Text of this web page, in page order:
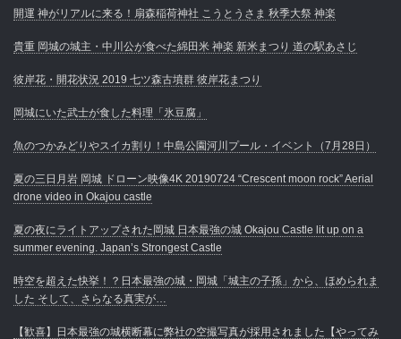
開運 神がリアルに来る！扇森稲荷神社 こうとうさま 秋季大祭 神楽
貴重 岡城の城主・中川公が食べた綿田米 神楽 新米まつり 道の駅あさじ
彼岸花・開花状況 2019 七ツ森古墳群 彼岸花まつり
岡城にいた武士が食した料理「氷豆腐」
魚のつかみどりやスイカ割り！中島公園河川プール・イベント（7月28日）
夏の三日月岩 岡城 ドローン映像4K 20190724 “Crescent moon rock” Aerial
drone video in Okajou castle
夏の夜にライトアップされた岡城 日本最強の城 Okajou Castle lit up on a
summer evening. Japan’s Strongest Castle
時空を超えた快挙！？日本最強の城・岡城「城主の子孫」から、ほめられま
した そして、さらなる真実が…
【歓喜】日本最強の城横断幕に弊社の空撮写真が採用されました【やってみ